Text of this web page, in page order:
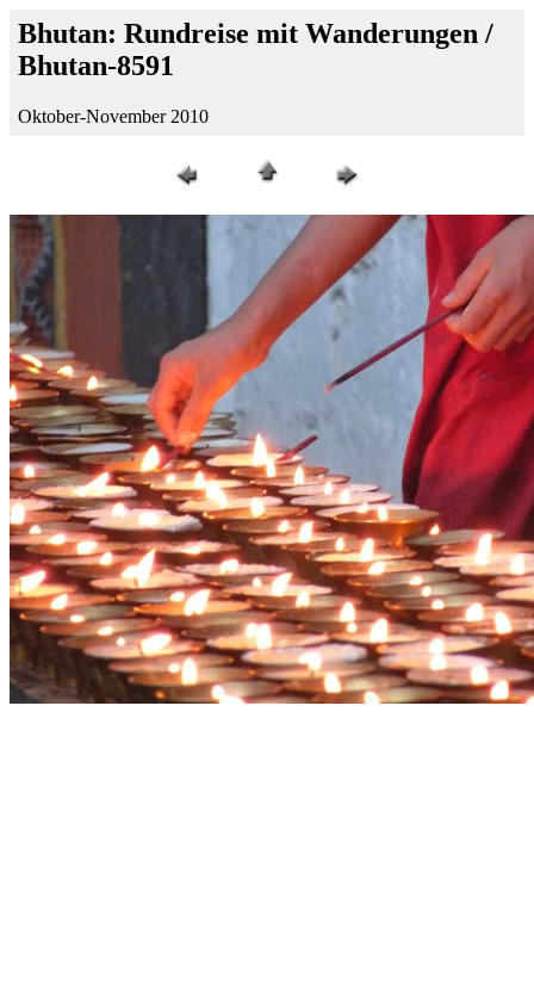
Bhutan: Rundreise mit Wanderungen /
Bhutan-8591
Oktober-November 2010